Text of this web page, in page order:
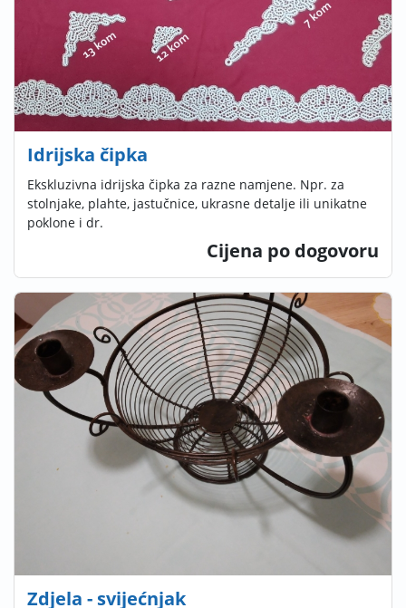
Idrijska čipka
Ekskluzivna idrijska čipka za razne namjene. Npr. za
stolnjake, plahte, jastučnice, ukrasne detalje ili unikatne
poklone i dr.
Cijena po dogovoru
Zdjela - svijećnjak